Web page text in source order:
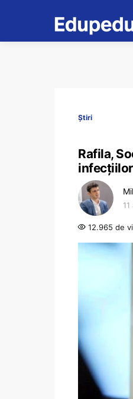
Știri
Rafila,
12.965 de